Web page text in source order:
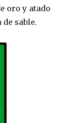
oro y atado
sable.